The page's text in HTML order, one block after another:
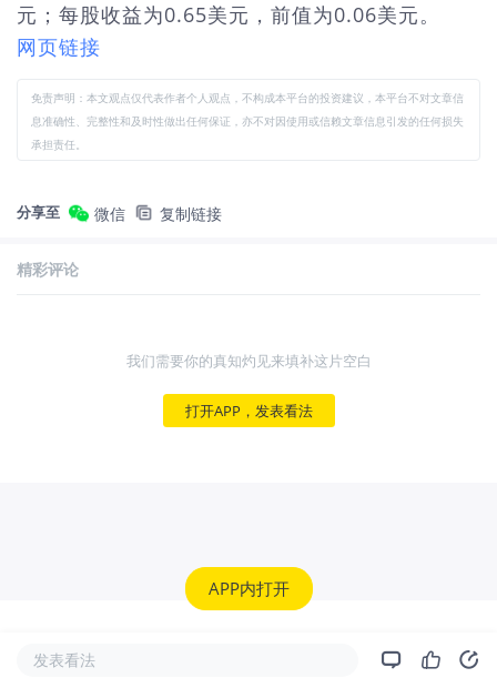
元；每股收益为0.65美元，前值为0.06美元。
网页链接
免责声明：本文观点仅代表作者个人观点，不构成本平台的投资建议，本平台不对文章信
息准确性、完整性和及时性做出任何保证，亦不对因使用或信赖文章信息引发的任何损失
承担责任。
分享至 微信 复制链接
精彩评论
我们需要你的真知灼见来填补这片空白
打开APP，发表看法
APP内打开
发表看法